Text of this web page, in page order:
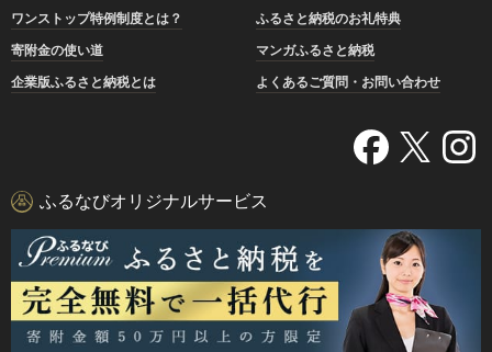
ワンストップ特例制度とは？
ふるさと納税のお礼特典
寄附金の使い道
マンガふるさと納税
企業版ふるさと納税とは
よくあるご質問・お問い合わせ
ふるなびオリジナルサービス